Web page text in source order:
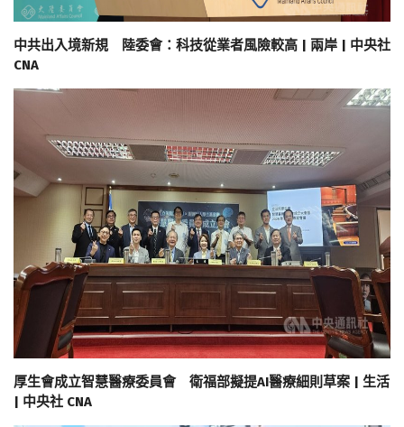
中共出入境新規 陸委會：科技從業者風險較高 | 兩岸 | 中央社
CNA
厚生會成立智慧醫療委員會 衛福部擬提AI醫療細則草案 | 生活
| 中央社 CNA